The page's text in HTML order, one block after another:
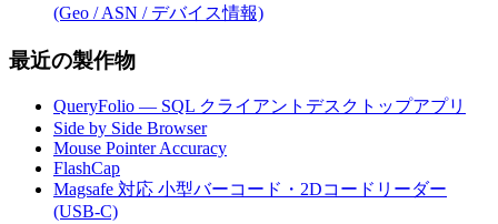
(Geo / ASN / デバイス情報)
最近の製作物
QueryFolio — SQL クライアントデスクトップアプリ
Side by Side Browser
Mouse Pointer Accuracy
FlashCap
Magsafe 対応 小型バーコード・2Dコードリーダー
(USB-C)